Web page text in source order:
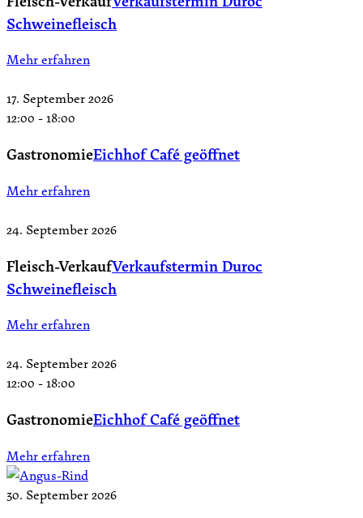
Schweinefleisch
Mehr erfahren
17. September 2026
12:00 -18:00
GastronomieEichhof Café geöffnet
Mehr erfahren
24. September 2026
Fleisch-VerkaufVerkaufstermin Duroc
Schweinefleisch
Mehr erfahren
24. September 2026
12:00 -18:00
GastronomieEichhof Café geöffnet
Mehr erfahren
30. September 2026